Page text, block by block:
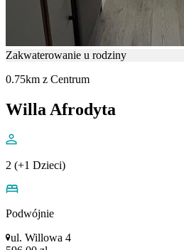
Zakwaterowanie u rodziny
0.75km z Centrum
Willa Afrodyta
2 (+1 Dzieci)
Podwójnie
ul. Willowa 4